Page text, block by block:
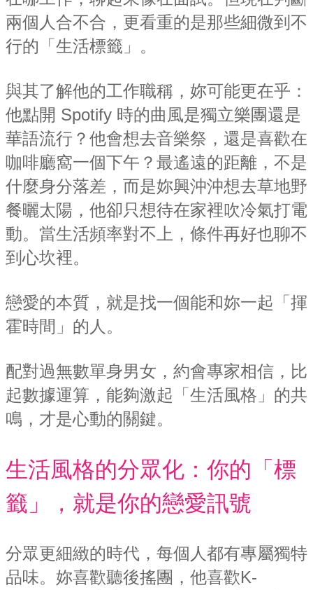
兩個人合不合，更看重的是那些細微到不
行的「生活標籤」。
與其了解他的工作職稱，妳可能更在乎：
他點開 Spotify 時的曲風是獨立樂團還是
華語流行？他會想去音樂祭，還是喜歡在
咖啡廳窩一個下午？最遙遠的距離，不是
什麼身分落差，而是妳興沖沖想去草地野
餐曬太陽，他卻只想待在家裡吹冷氣打電
動。當生活頻率對不上，條件再好也聊不
到心坎裡。
戀愛的本質，就是找一個能和妳一起「揮
霍時間」的人。
配對過無數單身男女，約會專家相信，比
起數據運算，能夠激起「生活風格」的共
鳴，才是心動的關鍵。
生活風格的分眾化：你的「標
籤」，就是你的戀愛訊號
分眾更細緻的時代，每個人都有專屬獨特
品味。妳喜歡聽後搖團，他喜歡K-